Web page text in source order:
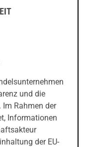
und die
Rahmen der
Informationen
der EU-